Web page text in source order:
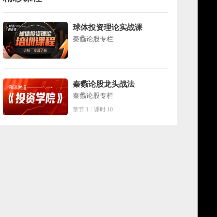
球体投资理论实战课
秦蠡论股专栏
秦蠡论股龙头战法
秦蠡论股专栏
章节 1 课时 10